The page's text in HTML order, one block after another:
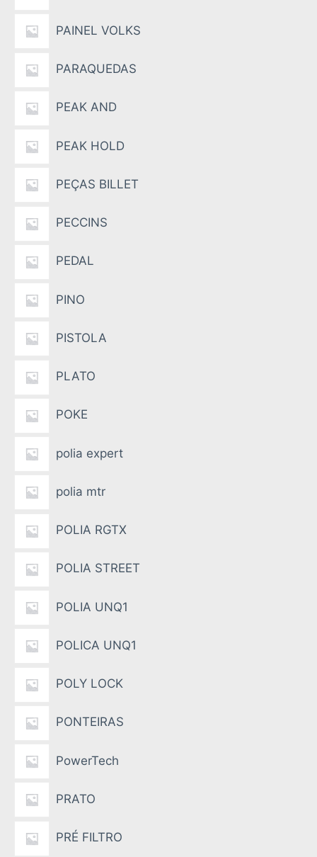
PAINEL VOLKS
PARAQUEDAS
PEAK AND
PEAK HOLD
PEÇAS BILLET
PECCINS
PEDAL
PINO
PISTOLA
PLATO
POKE
polia expert
polia mtr
POLIA RGTX
POLIA STREET
POLIA UNQ1
POLICA UNQ1
POLY LOCK
PONTEIRAS
PowerTech
PRATO
PRÉ FILTRO